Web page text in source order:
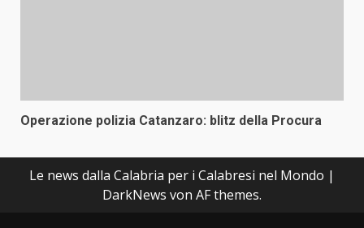
Operazione polizia Catanzaro: blitz della Procura
Le news dalla Calabria per i Calabresi nel Mondo |
DarkNews von AF themes.